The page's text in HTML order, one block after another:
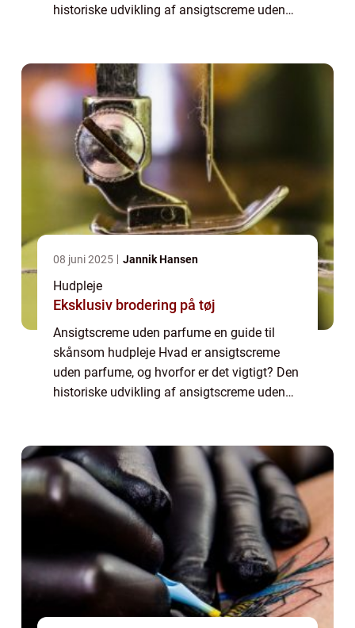
historiske udvikling af ansigtscreme uden
og trick...
08 juni 2025 Jannik Hansen
Hudpleje
Eksklusiv brodering på tøj
Ansigtscreme uden parfume en guide til
skånsom hudpleje Hvad er ansigtscreme
uden parfume, og hvorfor er det vigtigt? Den
historiske udvikling af ansigtscreme uden
og trick...